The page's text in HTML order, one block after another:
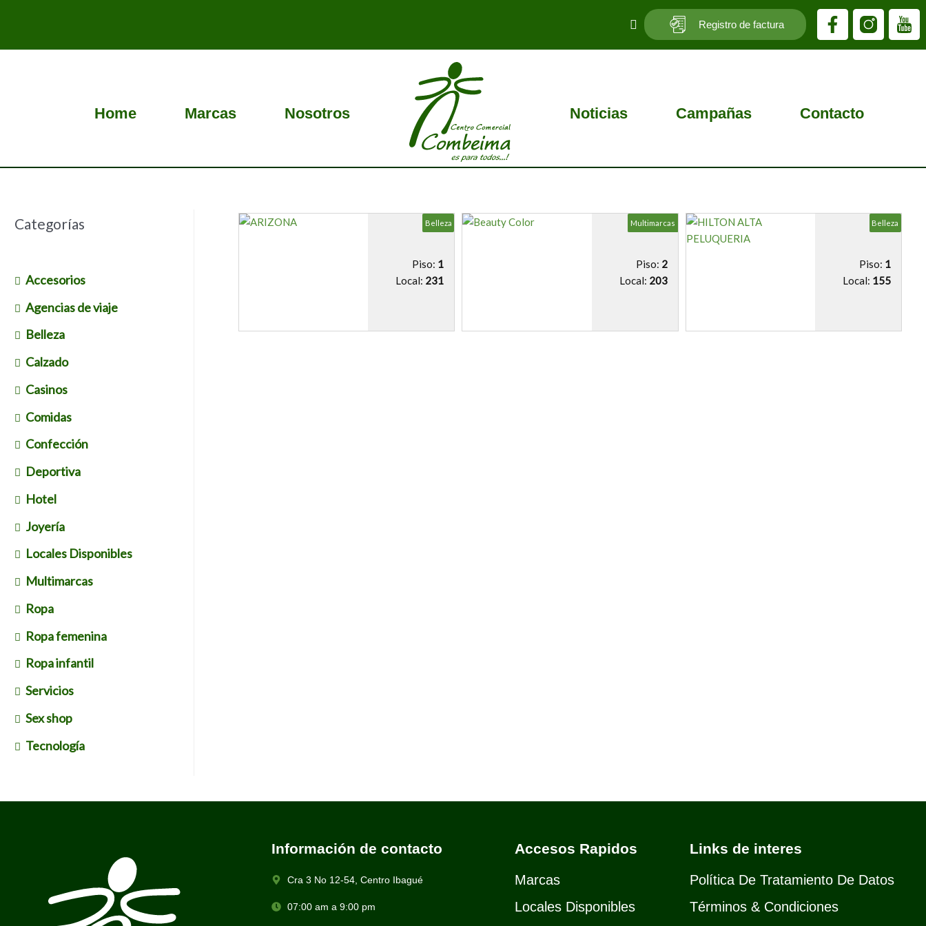
Registro de factura
F
a
c
o
o
f
Home Marcas Nosotros Noticias Campañas Contacto
Categorías
Accesorios
Agencias de viaje
Belleza
Calzado
Casinos
Comidas
Confección
Deportiva
Hotel
Joyería
Locales Disponibles
Multimarcas
Ropa
Ropa femenina
Ropa infantil
Servicios
Sex shop
Tecnología
Belleza
Piso: 1
Local: 231
Accesorios
Belleza
Multimarcas
Piso: 2
Local: 203
Belleza
Piso: 1
Local: 155
Información de contacto
Cra 3 No 12-54, Centro Ibagué
07:00 am a 9:00 pm
Accesos Rapidos
Marcas
Locales Disponibles
Links de interes
Política De Tratamiento De Datos
Términos & Condiciones